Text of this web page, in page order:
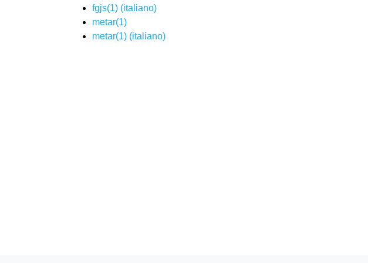
fgjs(1) (italiano)
metar(1)
metar(1) (italiano)